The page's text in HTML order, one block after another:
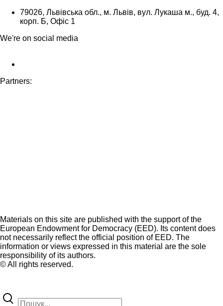
79026, Львівська обл., м. Львів, вул. Лукаша м., буд. 4,
корп. Б, Офіс 1
We're on social media
Partners:
Materials on this site are published with the support of the
European Endowment for Democracy (EED). Its content does
not necessarily reflect the official position of EED. The
information or views expressed in this material are the sole
responsibility of its authors.
© All rights reserved.